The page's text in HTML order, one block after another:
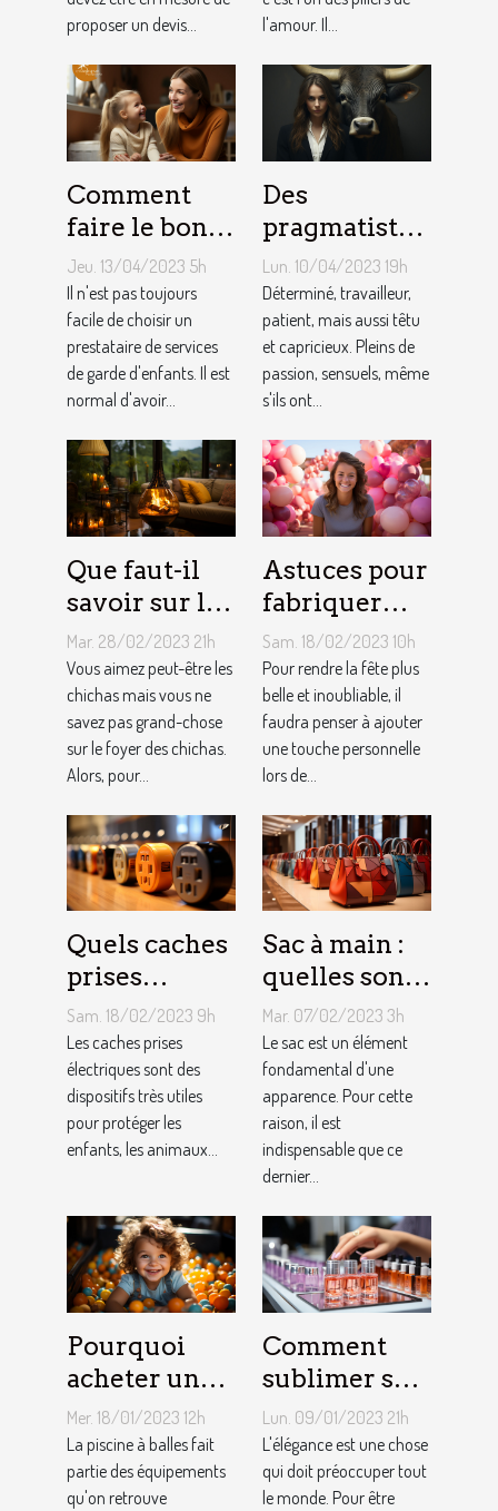
artisan
maçon ?
proposer un devis...
petit ami
l'amour. Il...
Comment
faire le bon
choix entre
une crèche et
une
assistante
maternelle ?
Jeu. 13/04/2023 5h
Il n'est pas toujours
facile de choisir un
prestataire de services
de garde d'enfants. Il est
normal d'avoir...
Des
pragmatistes
imaginatifs
et patients :
comment
sont les gens
du Taureau ?
Lun. 10/04/2023 19h
Déterminé, travailleur,
patient, mais aussi têtu
et capricieux. Pleins de
passion, sensuels, même
s'ils ont...
Que faut-il
savoir sur le
foyer chicha
?
Mar. 28/02/2023 21h
Vous aimez peut-être les
chichas mais vous ne
savez pas grand-chose
sur le foyer des chichas.
Alors, pour...
Astuces pour
fabriquer
une arche de
ballons
Sam. 18/02/2023 10h
Pour rendre la fête plus
belle et inoubliable, il
faudra penser à ajouter
une touche personnelle
lors de...
Quels caches
prises
électriques
choisir ?
Sam. 18/02/2023 9h
Les caches prises
électriques sont des
dispositifs très utiles
pour protéger les
enfants, les animaux...
Sac à main :
quelles sont
les astuces
pour faire un
choix
approprié ?
Mar. 07/02/2023 3h
Le sac est un élément
fondamental d'une
apparence. Pour cette
raison, il est
indispensable que ce
dernier...
Pourquoi
acheter une
piscine à
balles à son
bébé ?
Mer. 18/01/2023 12h
La piscine à balles fait
partie des équipements
qu'on retrouve
Comment
sublimer ses
ongles ?
Lun. 09/01/2023 21h
L'élégance est une chose
qui doit préoccuper tout
le monde. Pour être